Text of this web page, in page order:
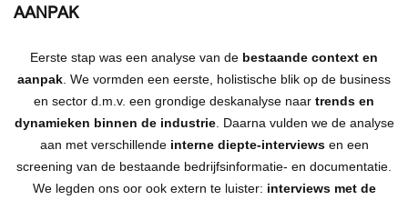
AANPAK
Eerste stap was een analyse van de bestaande context en
aanpak . We vormden een eerste, holistische blik op de business
en sector d.m.v. een grondige deskanalyse naar trends en
dynamieken binnen de industrie. Daarna vulden we de analyse
aan met verschillende interne diepte-interviewsen een
screening van de bestaande bedrijfsinformatie- en documentatie.
We legden ons oor ook extern te luister: interviews met de